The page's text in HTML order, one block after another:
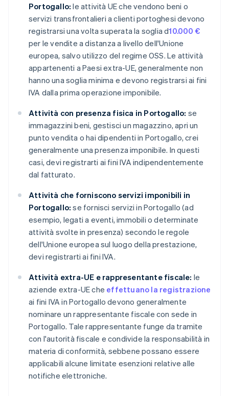
Portogallo: le attività UE che vendono beni o
servizi transfrontalieri a clienti portoghesi devono
registrarsi una volta superata la soglia d10.000 €
per le vendite a distanza a livello dell'Unione
europea, salvo utilizzo del regime OSS. Le attività
appartenenti a Paesi extra-UE, generalmente non
hanno una soglia minima e devono registrarsi ai fini
IVA dalla prima operazione imponibile.
Attività con presenza fisica in Portogallo: se
immagazzini beni, gestisci un magazzino, apri un
punto vendita o hai dipendenti in Portogallo, crei
generalmente una presenza imponibile. In questi
casi, devi registrarti ai fini IVA indipendentemente
dal fatturato.
Attività che forniscono servizi imponibili in
Portogallo: se fornisci servizi in Portogallo (ad
esempio, legati a eventi, immobili o determinate
attività svolte in presenza) secondo le regole
dell'Unione europea sul luogo della prestazione,
devi registrarti ai fini IVA.
Attività extra-UE e rappresentante fiscale: le
aziende extra-UE che effettuano la registrazione
ai fini IVA in Portogallo devono generalmente
nominare un rappresentante fiscale con sede in
Portogallo. Tale rappresentante funge da tramite
con l'autorità fiscale e condivide la responsabilità in
materia di conformità, sebbene possano essere
applicabili alcune limitate esenzioni relative alle
notifiche elettroniche.